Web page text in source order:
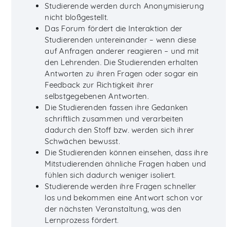
Studierende werden durch Anonymisierung
nicht bloßgestellt.
Das Forum fördert die Interaktion der
Studierenden untereinander – wenn diese
auf Anfragen anderer reagieren – und mit
den Lehrenden. Die Studierenden erhalten
Antworten zu ihren Fragen oder sogar ein
Feedback zur Richtigkeit ihrer
selbstgegebenen Antworten.
Die Studierenden fassen ihre Gedanken
schriftlich zusammen und verarbeiten
dadurch den Stoff bzw. werden sich ihrer
Schwächen bewusst.
Die Studierenden können einsehen, dass ihre
Mitstudierenden ähnliche Fragen haben und
fühlen sich dadurch weniger isoliert.
Studierende werden ihre Fragen schneller
los und bekommen eine Antwort schon vor
der nächsten Veranstaltung, was den
Lernprozess fördert.